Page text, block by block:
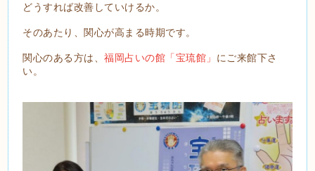
どうすれば改善していけるか。
そのあたり、関心が高まる時期です。
関心のある方は、福岡占いの館「宝琉館」 にご来館下さ
い。